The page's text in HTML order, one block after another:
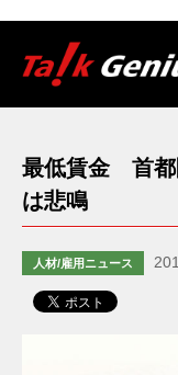
最低賃金 首
は悲鳴
人材/雇用ニュース